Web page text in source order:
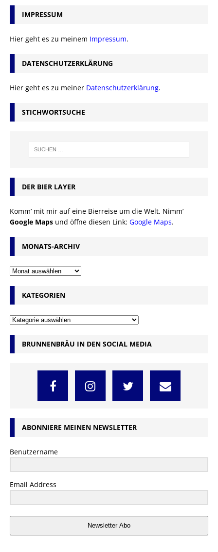
IMPRESSUM
Hier geht es zu meinem Impressum.
DATENSCHUTZERKLÄRUNG
Hier geht es zu meiner Datenschutzerklärung.
STICHWORTSUCHE
DER BIER LAYER
Komm’ mit mir auf eine Bierreise um die Welt. Nimm’
Google Maps und öffne diesen Link: Google Maps.
MONATS-ARCHIV
KATEGORIEN
BRUNNENBRÄU IN DEN SOCIAL MEDIA
ABONNIERE MEINEN NEWSLETTER
Benutzername
Email Address
Newsletter Abo